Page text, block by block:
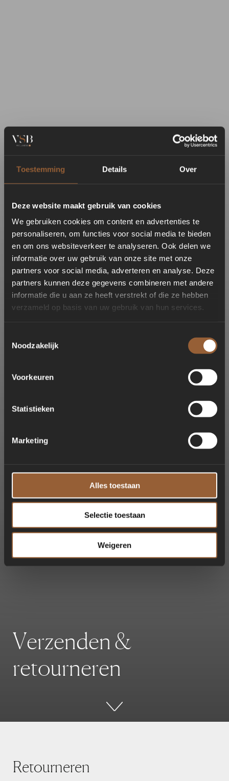
Toestemming Details Over
Deze website maakt gebruik van cookies
We gebruiken cookies om content en advertenties te
personaliseren, om functies voor social media te bieden
en om ons websiteverkeer te analyseren. Ook delen we
informatie over uw gebruik van onze site met onze
partners voor social media, adverteren en analyse. Deze
partners kunnen deze gegevens combineren met andere
informatie die u aan ze heeft verstrekt of die ze hebben
verzameld op basis van uw gebruik van hun services.
Noodzakelijk
Voorkeuren
Statistieken
Marketing
Alles toestaan
Selectie toestaan
Weigeren
Verzenden &
retourneren
Retourneren